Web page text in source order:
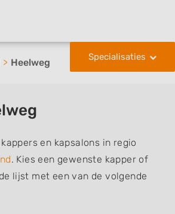
Specialisaties
Heelweg
en kapsalons in regio
. Kies een gewenste kapper of
lijst met een van de volgende
mannen of